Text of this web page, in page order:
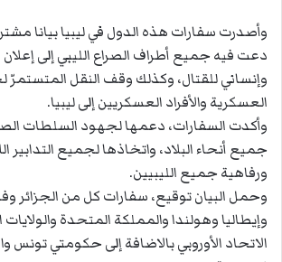
وأصدرت سفارات هذه الدول في ليبيا بيانا
دعت فيه جميع أطراف الصراع الليبي إلى
وإنساني للقتال، وكذلك وقف النقل
العسكرية والأفراد العسكريين إلى ليبيا.
وأكدت السفارات، دعمها لجهود السلطات
جميع أنحاء البلاد، واتخاذها لجميع
ورفاهية جميع الليبيين.
وحمل البيان توقيع، سفارات كل من الجزائر
وإيطاليا وهولندا والمملكة المتحدة
الاتحاد الأوروبي بالاضافة إلى حكومتي تونس